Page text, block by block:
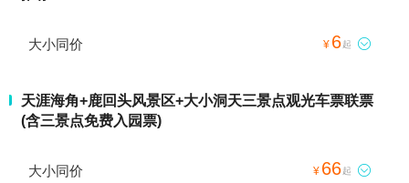
大小同价 ¥ 6起 
天涯海角+鹿回头风景区+大小洞天三景点观光车票联票
(含三景点免费入园票)
大小同价 ¥ 66起 